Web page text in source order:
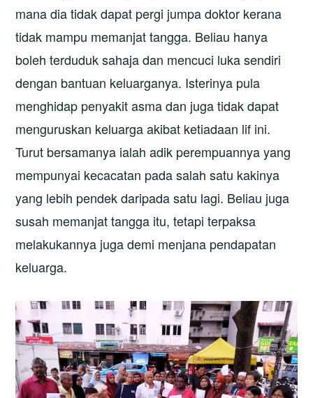
mana dia tidak dapat pergi jumpa doktor kerana
tidak mampu memanjat tangga. Beliau hanya
boleh terduduk sahaja dan mencuci luka sendiri
dengan bantuan keluarganya. Isterinya pula
menghidap penyakit asma dan juga tidak dapat
menguruskan keluarga akibat ketiadaan lif ini.
Turut bersamanya ialah adik perempuannya yang
mempunyai kecacatan pada salah satu kakinya
yang lebih pendek daripada satu lagi. Beliau juga
susah memanjat tangga itu, tetapi terpaksa
melakukannya juga demi menjana pendapatan
keluarga.